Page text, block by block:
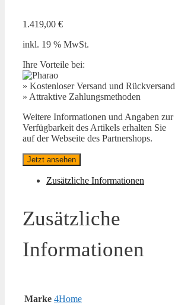
1.419,00 €
inkl. 19 % MwSt.
Ihre Vorteile bei:
» Kostenloser Versand und Rückversand
» Attraktive Zahlungsmethoden
Weitere Informationen und Angaben zur
Verfügbarkeit des Artikels erhalten Sie
auf der Webseite des Partnershops.
Jetzt ansehen
Zusätzliche Informationen
Zusätzliche
Informationen
Marke 4Home